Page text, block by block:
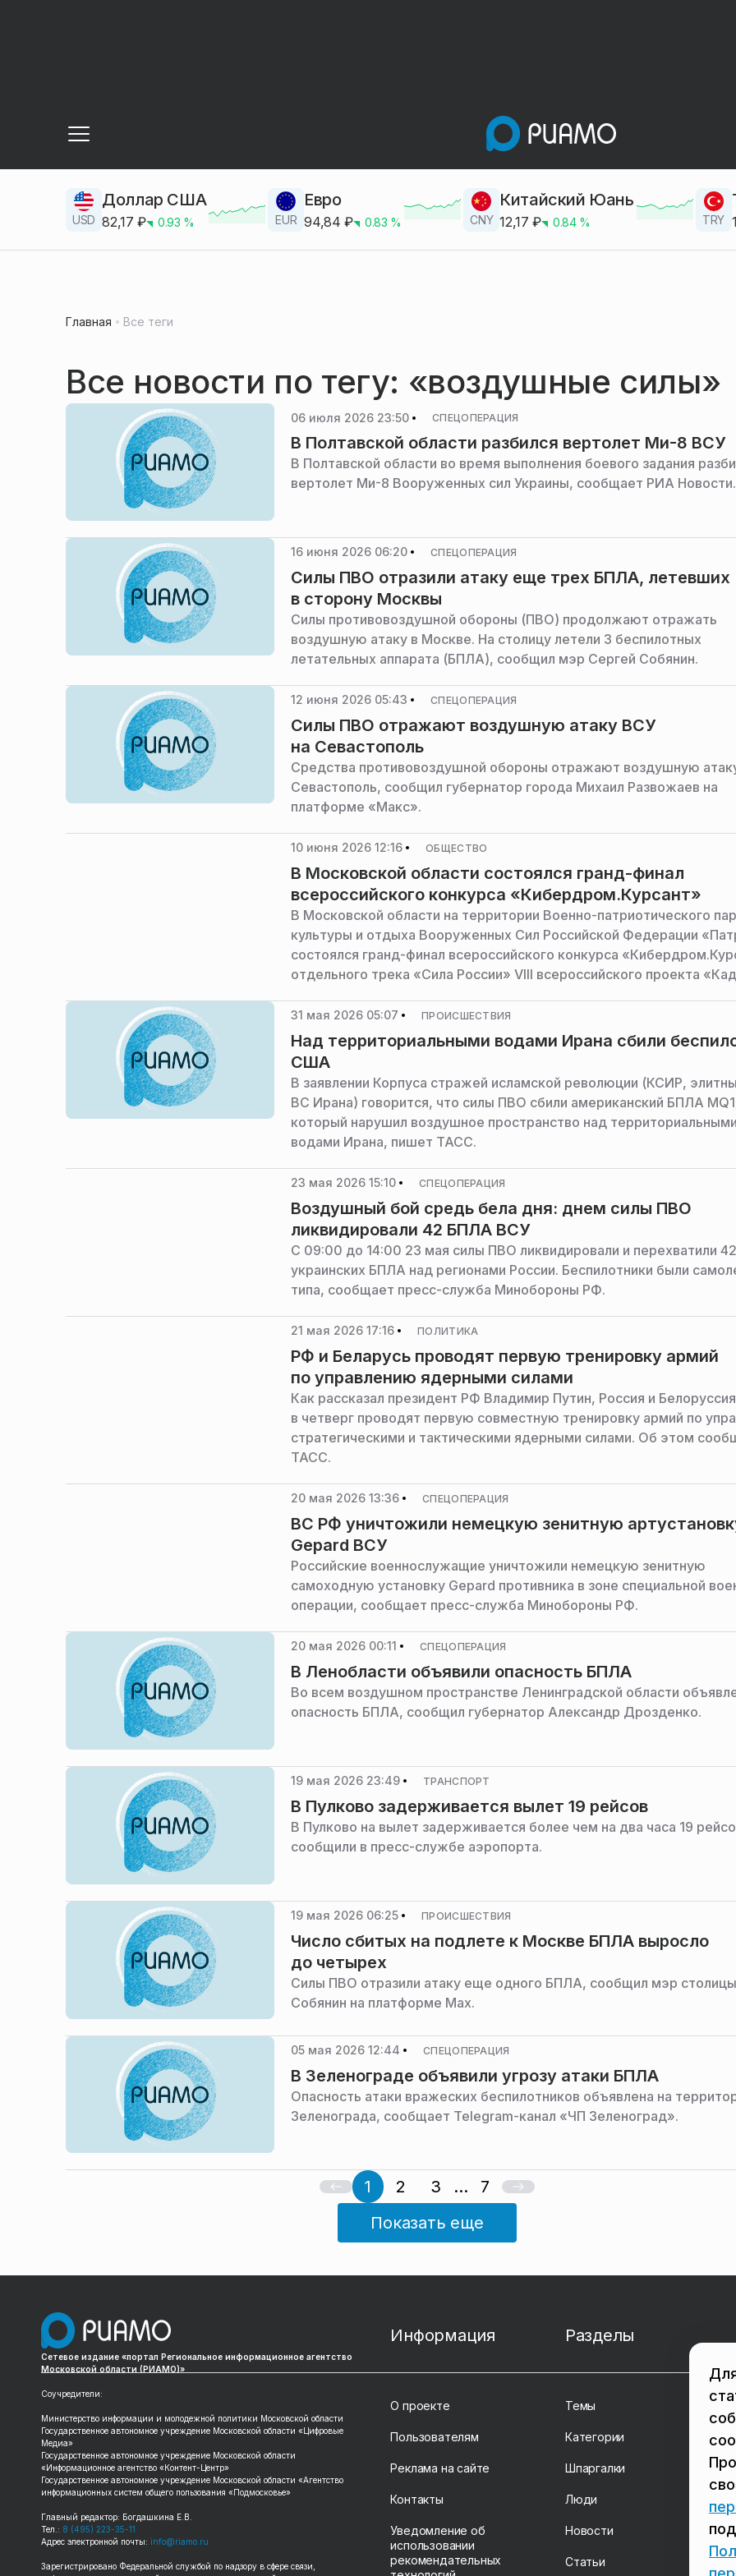
USD
Доллар США
82,17 ₽ 0.93 % EUR
Евро
94,84 ₽ 0.83 % CNY
Китайский Юань
12,17 ₽ 0.84% TRY
Главная Все теги
Все новости по тегу: «воздушные силы»
06 июля 2026 23:50 СПЕЦОПЕРАЦИЯ
В Полтавской области разбился вертолет Ми-8 ВСУ
В Полтавской области во время выполнения боевого задания
вертолет Ми-8 Вооруженных сил Украины, сообщает РИА Новости.
16 июня 2026 06:20 СПЕЦОПЕРАЦИЯ
Силы ПВО отразили атаку еще трех БПЛА, летевших
в сторону Москвы
Силы противовоздушной обороны (ПВО) продолжают отражать
воздушную атаку в Москве. На столицу летели 3 беспилотных
летательных аппарата (БПЛА), сообщил мэр Сергей Собянин.
12 июня 2026 05:43 СПЕЦОПЕРАЦИЯ
Силы ПВО отражают воздушную атаку ВСУ
на Севастополь
Средства противовоздушной обороны отражают воздушную
Севастополь, сообщил губернатор города Михаил Развожаев на
платформе «Макс».
10 июня 2026 12:16 ОБЩЕСТВО
В Московской области состоялся гранд-финал
всероссийского конкурса «Кибердром.Курсант»
В Московской области на территории Военно-патриотического
культуры и отдыха Вооруженных Сил Российской Федерации
состоялся гранд-финал всероссийского конкурса
отдельного трека «Сила России» VIII всероссийского проекта
конструкторских решений в режиме соревнований „Кибердром“
высших учебных заведений Министерства обороны Российской
Федерации и силовых и правоохранительных ведомств, сообщает
служба администрации городского округа Орехово-Зуево.
31 мая 2026 05:07 ПРОИСШЕСТВИЯ
Над территориальными водами Ирана сбили
США
В заявлении Корпуса стражей исламской революции (КСИР,
ВС Ирана) говорится, что силы ПВО сбили американский БПЛА
который нарушил воздушное пространство над территориальными
водами Ирана, пишет ТАСС.
23 мая 2026 15:10 СПЕЦОПЕРАЦИЯ
Воздушный бой средь бела дня: днем силы ПВО
ликвидировали 42 БПЛА ВСУ
С 09:00 до 14:00 23 мая силы ПВО ликвидировали и перехватили 42
украинских БПЛА над регионами России. Беспилотники были
типа, сообщает пресс-служба Минобороны РФ.
21 мая 2026 17:16 ПОЛИТИКА
РФ и Беларусь проводят первую тренировку армий
по управлению ядерными силами
Как рассказал президент РФ Владимир Путин, Россия и Белоруссия
в четверг проводят первую совместную тренировку армий по
стратегическими и тактическими ядерными силами. Об этом
ТАСС.
20 мая 2026 13:36 СПЕЦОПЕРАЦИЯ
ВС РФ уничтожили немецкую зенитную
Gepard ВСУ
Российские военнослужащие уничтожили немецкую зенитную
самоходную установку Gepard противника в зоне специальной
операции, сообщает пресс-служба Минобороны РФ.
20 мая 2026 00:11 СПЕЦОПЕРАЦИЯ
В Ленобласти объявили опасность БПЛА
Во всем воздушном пространстве Ленинградской области
опасность БПЛА, сообщил губернатор Александр Дрозденко.
19 мая 2026 23:49 ТРАНСПОРТ
В Пулково задерживается вылет 19 рейсов
В Пулково на вылет задерживается более чем на два часа 19
сообщили в пресс-службе аэропорта.
19 мая 2026 06:25 ПРОИСШЕСТВИЯ
Число сбитых на подлете к Москве БПЛА выросло
до четырех
Силы ПВО отразили атаку еще одного БПЛА, сообщил мэр
Собянин на платформе Max.
05 мая 2026 12:44 СПЕЦОПЕРАЦИЯ
В Зеленограде объявили угрозу атаки БПЛА
Опасность атаки вражеских беспилотников объявлена на
Зеленограда, сообщает Telegram-канал «ЧП Зеленоград».
1 2 3 ...
7
Показать еще
Сетевое издание «портал Региональное информационное агентство
Московской области (РИАМО)»
Соучредители:
Министерство информации и молодежной политики Московской области
Государственное автономное учреждение Московской области «Цифровые
Медиа»
Государственное автономное учреждение Московской области
«Информационное агентство «Контент-Центр»
Государственное автономное учреждение Московской области «Агентство
информационных систем общего пользования «Подмосковье»
Главный редактор: Богдашкина Е.В.
Тел.: 8 (495) 223-35-11
Адрес электронной почты:info@riamo.ru
Зарегистрировано Федеральной службой по надзору в сфере связи,
Информация
О проекте
Пользователям
Реклама на сайте
Контакты
Уведомление об
использовании
рекомендательных
Разделы
Темы
Категории
Шпаргалки
Люди
Новости
Статьи